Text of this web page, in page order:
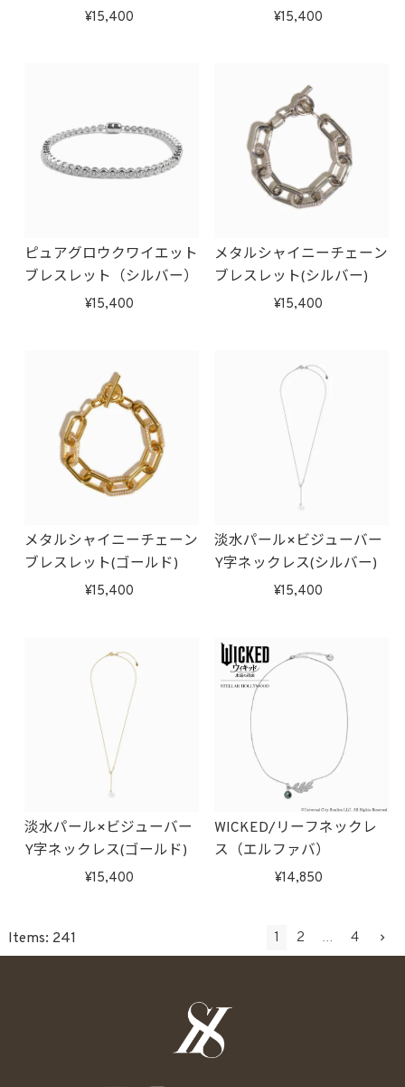
15,400 15,400
ピュアグロウクワイエット
ブレスレット（シルバー）
15,400
メタルシャイニーチェーン
ブレスレット(シルバー)
15,400
メタルシャイニーチェーン
ブレスレット(ゴールド)
15,400
淡水パール×ビジューバー
Y字ネックレス(シルバー)
15,400
淡水パール×ビジューバー
Y字ネックレス(ゴールド)
15,400
WICKED/リーフネックレ
ス（エルファバ）
14,850
241 1 2 … 4